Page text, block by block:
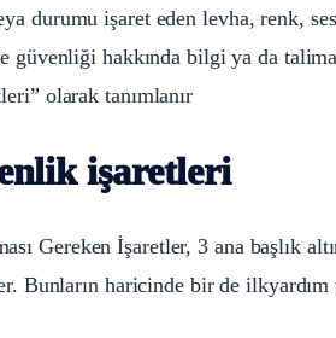
durumu işaret eden levha, renk,
güvenliği hakkında bilgi ya da
olarak tanımlanır
işaretleri
Gereken İşaretler, 3 ana başlık
Bunların haricinde bir de